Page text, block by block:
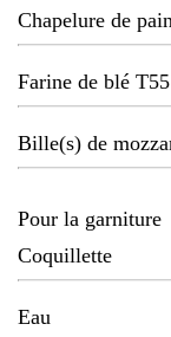
Chapelure de
Farine de blé T55
Bille(s) de
Pour la garniture
Coquillette
Eau